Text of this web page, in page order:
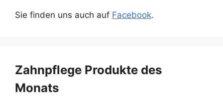
Sie finden uns auch auf Facebook.
Zahnpflege Produkte des
Monats